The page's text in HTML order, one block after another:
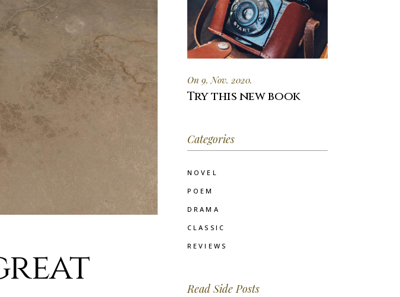
On 9. Nov. 2020.
Try this new book
Categories
NOVEL
POEM
DRAMA
CLASSIC
REVIEWS
Read Side Posts